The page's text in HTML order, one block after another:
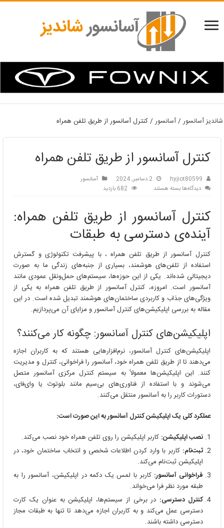
شاندیز آسانسور/آسانسور/کنترل آسانسور از طریق تلفن همراه
کنترل آسانسور از طریق تلفن همراه
hyjiot80599 2 دسامبر, 2024
آسانسور
دیدگاه‌هابرای
تلفن
همراه
بسته هستند 682 بازدید
کنترل آسانسور از طریق تلفن همراه:
آینده‌ی دسترسی به طبقات
کنترل آسانسور از طریق تلفن همراه ، با پیشرفت تکنولوژی و گسترش
استفاده از تلفن‌های هوشمند، بسیاری از جنبه‌های زندگی ما به صورت
دیجیتالی شده‌اند. یکی از این حوزه‌ها، سیستم‌های حمل‌ونقل عمودی مانند
آسانسور است. امروزه، کنترل آسانسور از طریق تلفن همراه به یکی از
ویژگی‌های جذاب و کاربردی ساختمان‌های هوشمند تبدیل شده است. در این
مقاله به بررسی اپلیکیشن‌های کنترل آسانسور و مزایای آن می‌پردازیم.
اپلیکیشن‌های کنترل آسانسور: چگونه کار می‌کنند؟
اپلیکیشن‌های کنترل آسانسور، نرم‌افزارهایی هستند که به کاربران اجازه
می‌دهند تا از طریق تلفن همراه خود، آسانسور را فراخوانی، کنترل و مدیریت
کنند. این اپلیکیشن‌ها معمولاً به سیستم کنترل مرکزی آسانسور متصل
می‌شوند و با استفاده از فناوری‌های بی‌سیم مانند بلوتوث یا وای‌فای،
دستورات کاربر را به آسانسور منتقل می‌کنند.
عملکرد کلی یک اپلیکیشن کنترل آسانسور به این صورت است:
نصب اپلیکیشن: کاربر اپلیکیشن را روی تلفن همراه خود نصب می‌کند.
ثبت‌نام: کاربر با وارد کردن اطلاعات شخصی و انتخاب ساختمان خود، در
اپلیکیشن ثبت‌نام می‌کند.
فراخوانی آسانسور: کاربر با لمس یک دکمه در اپلیکیشن، آسانسور را به
طبقه مورد نظر فرا می‌خواند.
کنترل دسترسی: در برخی از سیستم‌ها، اپلیکیشن به عنوان یک کارت
دسترسی عمل می‌کند و به کاربران اجازه می‌دهد تا تنها به طبقات مجاز
دسترسی داشته باشند.